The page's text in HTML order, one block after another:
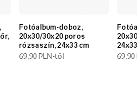
Fotóalbum-doboz,
20x30/30x20 poros
rózsaszín, 24x33 cm
69,90 PLN-től
69,90